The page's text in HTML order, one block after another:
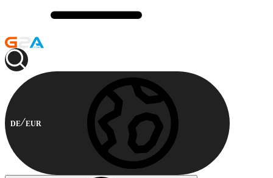
DE EUR